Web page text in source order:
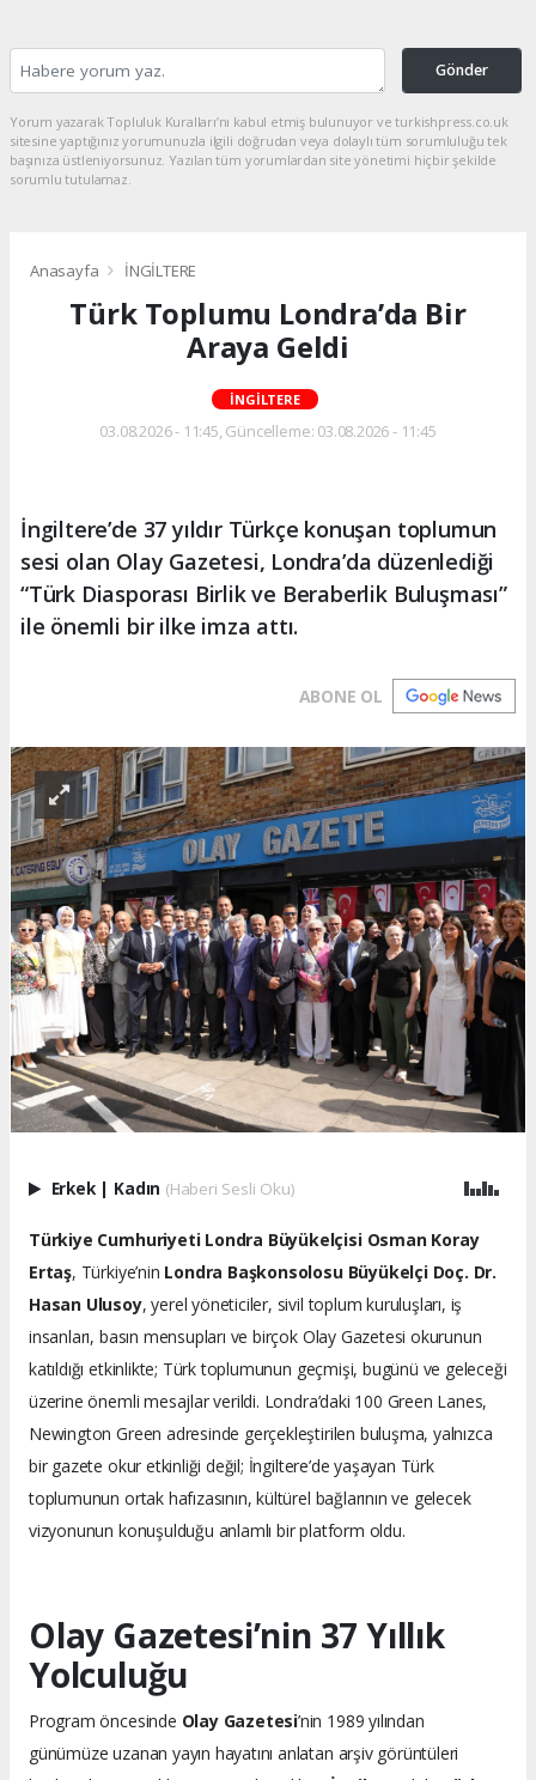
Gönder
Yorum yazarak Topluluk Kuralları’nı kabul etmiş bulunuyor ve turkishpress.co.uk
sitesine yaptığınız yorumunuzla ilgili doğrudan veya dolaylı tüm sorumluluğu tek
başınıza üstleniyorsunuz. Yazılan tüm yorumlardan site yönetimi hiçbir şekilde
sorumlu tutulamaz.
Anasayfa İNGİLTERE
Türk Toplumu Londra’da Bir
Araya Geldi
İNGİLTERE
03.08.2026 - 11:45, Güncelleme: 03.08.2026 - 11:45
İngiltere’de 37 yıldır Türkçe konuşan toplumun
sesi olan Olay Gazetesi, Londra’da düzenlediği
“Türk Diasporası Birlik ve Beraberlik Buluşması”
ile önemli bir ilke imza attı.
ABONE OL
Erkek | Kadın (Haberi Sesli Oku)
Türkiye Cumhuriyeti Londra Büyükelçisi Osman Koray
Ertaş, Türkiye’nin Londra Başkonsolosu Büyükelçi Doç. Dr.
Hasan Ulusoy, yerel yöneticiler, sivil toplum kuruluşları, iş
insanları, basın mensupları ve birçok Olay Gazetesi okurunun
katıldığı etkinlikte; Türk toplumunun geçmişi, bugünü ve geleceği
üzerine önemli mesajlar verildi. Londra’daki 100 Green Lanes,
Newington Green adresinde gerçekleştirilen buluşma, yalnızca
bir gazete okur etkinliği değil; İngiltere’de yaşayan Türk
toplumunun ortak hafızasının, kültürel bağlarının ve gelecek
vizyonunun konuşulduğu anlamlı bir platform oldu.
Olay Gazetesi’nin 37 Yıllık
Yolculuğu
Program öncesinde Olay Gazetesi’nin 1989 yılından
günümüze uzanan yayın hayatını anlatan arşiv görüntüleri